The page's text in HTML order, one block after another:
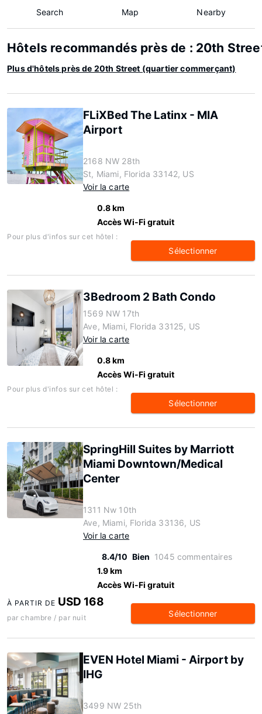
Search Map Nearby
Hôtels recommandés près de : 20th
Plus d'hôtels près de 20th Street (quartier commerçant)
FLiXBed The Latinx - MIA
Airport
2168 NW 28th
St, Miami, Florida 33142, US
Voir la carte
0.8 km
Accès Wi-Fi gratuit
Pour plus d'infos sur cet hôtel :
Sélectionner
3Bedroom 2 Bath Condo
1569 NW 17th
Ave, Miami, Florida 33125, US
Voir la carte
0.8 km
Accès Wi-Fi gratuit
Pour plus d'infos sur cet hôtel :
Sélectionner
SpringHill Suites by Marriott
Miami Downtown/Medical
Center
1311 Nw 10th
Ave, Miami, Florida 33136, US
Voir la carte
8.4/10 Bien 1045 commentaires
1.9 km
Accès Wi-Fi gratuit
À PARTIR DE USD 168
par chambre / par nuit Sélectionner
EVEN Hotel Miami - Airport by
IHG
3499 NW 25th